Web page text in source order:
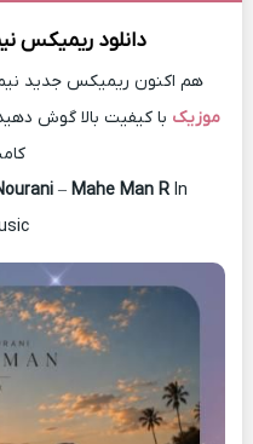
دانلود ریمیکس
هم اکنون ریمیکس جدید
موزیک با کیفیت بالا گوش
– Mahe Man R In